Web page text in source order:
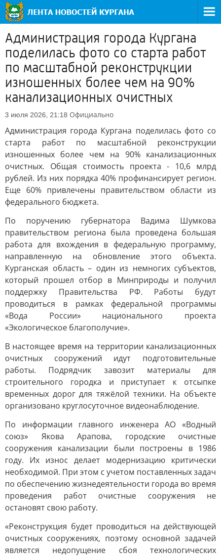
Администрация города Кургана
поделилась фото со старта работ
по масштабной реконструкции
изношенных более чем на 90%
канализационных очистных
3 июля 2026, 21:18 Официально
Администрация города Кургана поделилась фото со
старта работ по масштабной реконструкции
изношенных более чем на 90% канализационных
очистных. Общая стоимость проекта - 10,6 млрд
рублей. Из них порядка 40% профинансирует регион.
Еще 60% привлечены правительством области из
федерального бюджета.
По поручению губернатора Вадима Шумкова
правительством региона была проведена большая
работа для вхождения в федеральную программу,
направленную на обновление этого объекта.
Курганская область – один из немногих субъектов,
который прошел отбор в Минприроды и получил
поддержку Правительства РФ. Работы будут
проводиться в рамках федеральной программы
«Вода России» национального проекта
«Экологическое благополучие».
В настоящее время на территории канализационных
очистных сооружений идут подготовительные
работы. Подрядчик завозит материалы для
строительного городка и приступает к отсыпке
временных дорог для тяжёлой техники. На объекте
организовано круглосуточное видеонаблюдение.
По информации главного инженера АО «Водный
союз» Якова Арапова, городские очистные
сооружения канализации были построены в 1986
году. Их износ делает модернизацию критически
необходимой. При этом с учетом поставленных задач
по обеспечению жизнедеятельности города во время
проведения работ очистные сооружения не
остановят свою работу.
«Реконструкция будет проводиться на действующей
очистных сооружениях, поэтому основной задачей
является недопущение сбоя технологических